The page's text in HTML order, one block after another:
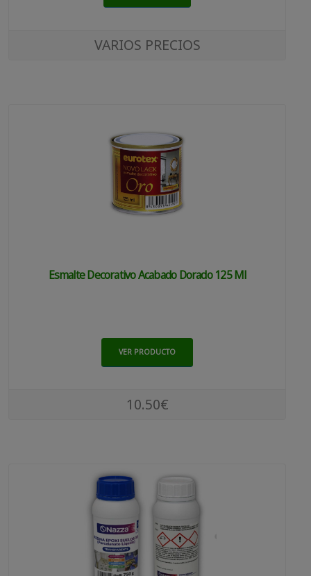
VARIOS PRECIOS
Esmalte Decorativo Acabado Dorado 125 Ml
VER PRODUCTO
10.50€